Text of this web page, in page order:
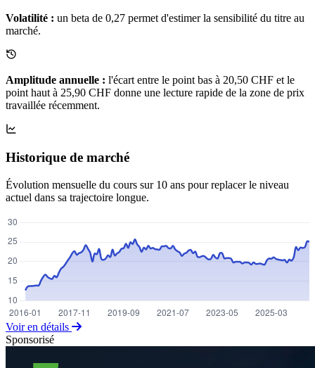
Volatilité : un beta de 0,27 permet d'estimer la sensibilité du titre au
marché.
Amplitude annuelle : l'écart entre le point bas à 20,50 CHF et le
point haut à 25,90 CHF donne une lecture rapide de la zone de prix
travaillée récemment.
Historique de marché
Évolution mensuelle du cours sur 10 ans pour replacer le niveau
actuel dans sa trajectoire longue.
Voir en détails
Sponsorisé